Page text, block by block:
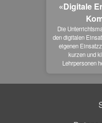
«Digitale
Die
den digitalen
eigenen
kurzen und
Lehrpersonen